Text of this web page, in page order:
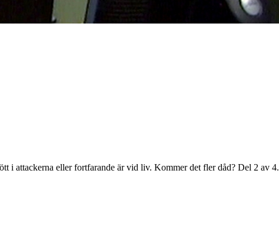
i attackerna eller fortfarande är vid liv. Kommer det fler dåd? Del 2 av 4.